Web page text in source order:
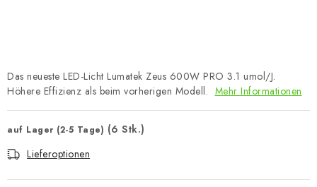
Das neueste LED-Licht Lumatek Zeus 600W PRO 3.1 umol/J.
Höhere Effizienz als beim vorherigen Modell. Mehr Informationen
auf Lager (2-5 Tage) (6 Stk.)
Lieferoptionen